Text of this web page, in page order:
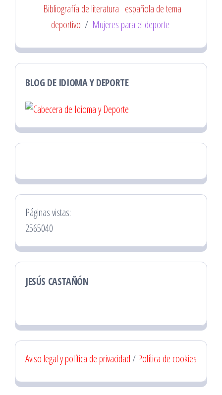
Bibliografía de literatura española de tema
deportivo / Mujeres para el deporte
BLOG DE IDIOMA Y DEPORTE
Páginas vistas:
2565040
JESÚS CASTAÑÓN
Aviso legal y política de privacidad/ Política de cookies